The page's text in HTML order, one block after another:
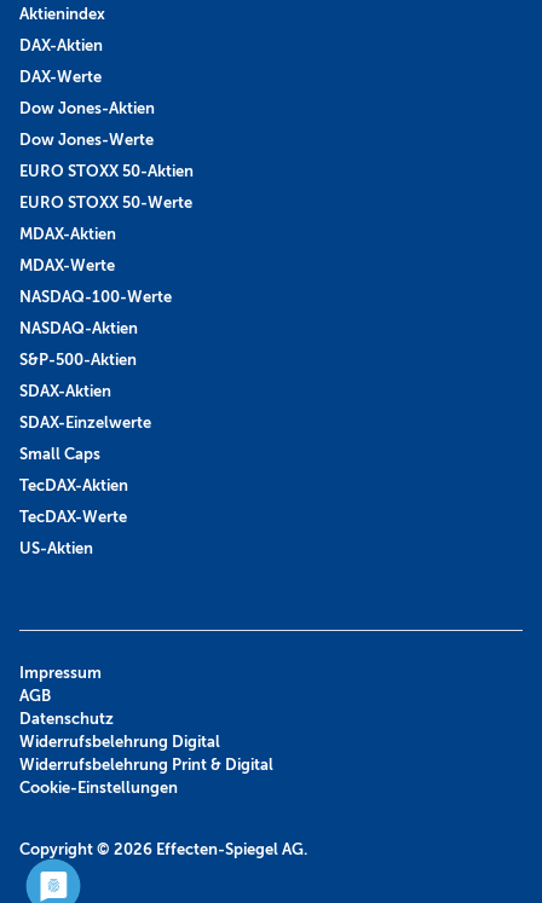
Aktienindex
DAX-Aktien
DAX-Werte
Dow Jones-Aktien
Dow Jones-Werte
EURO STOXX 50-Aktien
EURO STOXX 50-Werte
MDAX-Aktien
MDAX-Werte
NASDAQ-100-Werte
NASDAQ-Aktien
S&P-500-Aktien
SDAX-Aktien
SDAX-Einzelwerte
Small Caps
TecDAX-Aktien
TecDAX-Werte
US-Aktien
Copyright © 2026 Effecten-Spiegel AG.
Impressum
AGB
Datenschutz
Widerrufsbelehrung Digital
Widerrufsbelehrung Print & Digital
Cookie-Einstellungen